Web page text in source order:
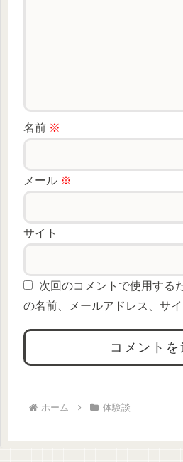
名前 ※
メール ※
サイト
次回のコメントで使用する
の名前、メールアドレス、サイ
ホーム 体験談